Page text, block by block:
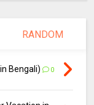
RANDOM
in Bengali) 0